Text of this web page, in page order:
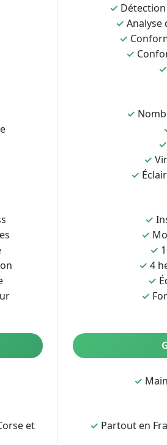
✓
✓ Analyse
✓
✓
✓
✓
✓
✓
✓
✓
✓
✓
✓ 4
✓
✓
✓
et
✓ Partout en